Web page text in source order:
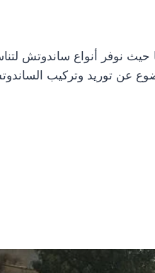
نوفر أنواع ساندوتش
عن توريد وتركيب